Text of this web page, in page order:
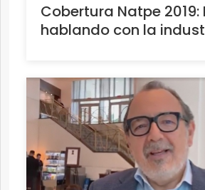
Cobertura Natpe 2019:
hablando con la